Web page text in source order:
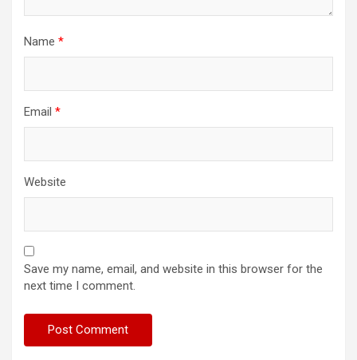
Name *
Email *
Website
Save my name, email, and website in this browser for the
next time I comment.